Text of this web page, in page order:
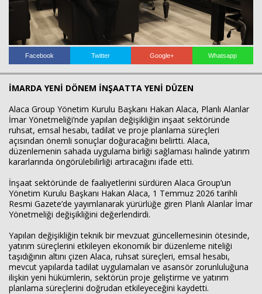
Facebook Twitter Google+ Whatsapp
İMARDA YENİ DÖNEM İNŞAATTA YENİ DÜZEN
Alaca Group Yönetim Kurulu Başkanı Hakan Alaca, Planlı Alanlar
İmar Yönetmeliği’nde yapılan değişikliğin inşaat sektöründe
ruhsat, emsal hesabı, tadilat ve proje planlama süreçleri
açısından önemli sonuçlar doğuracağını belirtti. Alaca,
düzenlemenin sahada uygulama birliği sağlaması halinde yatırım
kararlarında öngörülebilirliği artıracağını ifade etti.
İnşaat sektöründe de faaliyetlerini sürdüren Alaca Group’un
Yönetim Kurulu Başkanı Hakan Alaca, 1 Temmuz 2026 tarihli
Resmi Gazete’de yayımlanarak yürürlüğe giren Planlı Alanlar İmar
Yönetmeliği değişikliğini değerlendirdi.
Yapılan değişikliğin teknik bir mevzuat güncellemesinin ötesinde,
yatırım süreçlerini etkileyen ekonomik bir düzenleme niteliği
taşıdığının altını çizen Alaca, ruhsat süreçleri, emsal hesabı,
mevcut yapılarda tadilat uygulamaları ve asansör zorunluluğuna
ilişkin yeni hükümlerin, sektörün proje geliştirme ve yatırım
planlama süreçlerini doğrudan etkileyeceğini kaydetti.
KÜNYE